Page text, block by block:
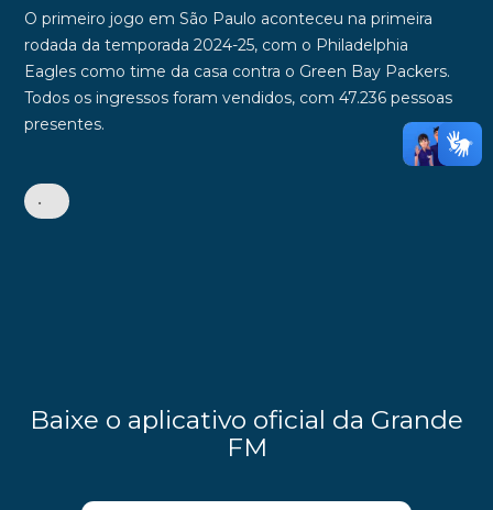
O primeiro jogo em São Paulo aconteceu na primeira
rodada da temporada 2024-25, com o Philadelphia
Eaglescomo time da casa contra o Green Bay Packers.
Todos os ingressos foram vendidos, com 47.236 pessoas
presentes.
•
Baixe o aplicativo oficial da Grande
FM